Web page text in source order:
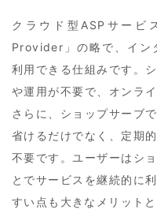
クラウド型ASPサービ
Provider」の略で、イン
利用できる仕組みです。
や運用が不要で、オンラ
さらに、ショップサーブ
省けるだけでなく、定期
不要です。ユーザーはシ
とでサービスを継続的に
すい点も大きなメリットと